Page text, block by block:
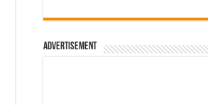
Advertisement